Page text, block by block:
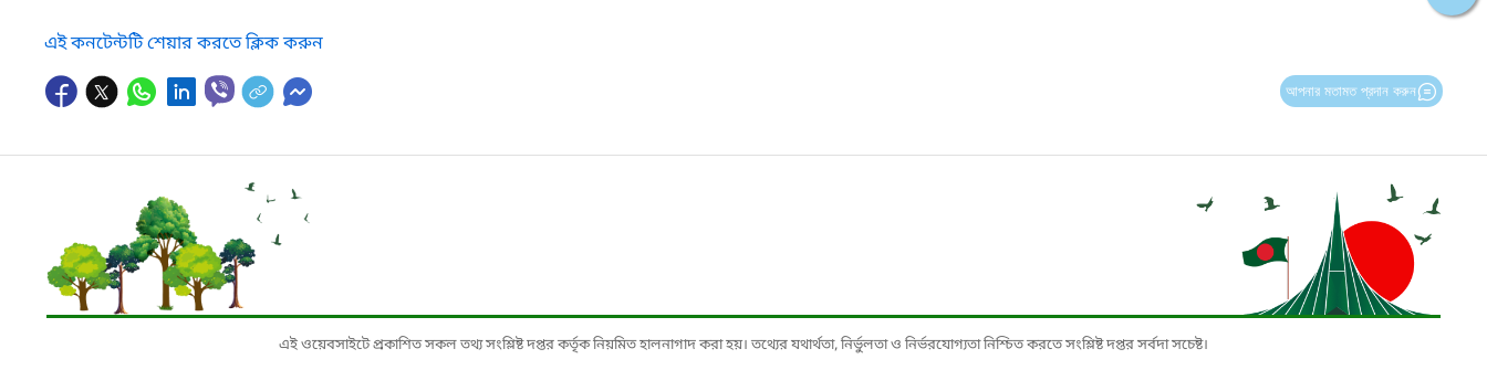
এই কনটেন্টটি শেয়ার করতে ক্লিক করুন
আপনার মতামত প্রদান করুন
এই ওয়েবসাইটে প্রকাশিত সকল তথ্য সংশ্লিষ্ট দপ্তর কর্তৃক নিয়মিত হালনাগাদ করা হয়। তথ্যের যথার্থতা, নির্ভুলতা ও নির্ভরযোগ্যতা নিশ্চিত করতে সংশ্লিষ্ট দপ্তর সর্বদা সচেষ্ট।